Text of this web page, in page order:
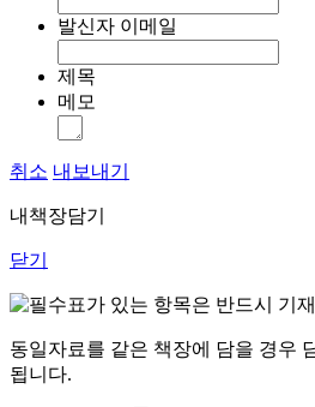
발신자 이메일
제목
메모
취소 내보내기
내책장담기
닫기
표가 있는 항목은 반드시 기
동일자료를 같은 책장에 담을 경우
됩니다.